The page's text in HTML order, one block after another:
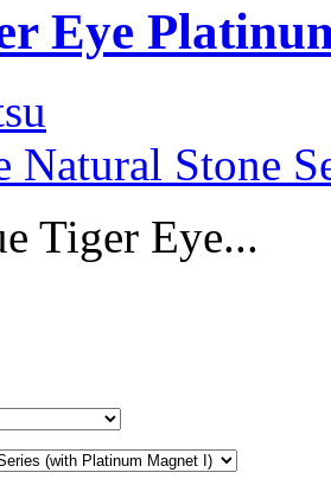
Eye
Natural Stone
Tiger Eye...